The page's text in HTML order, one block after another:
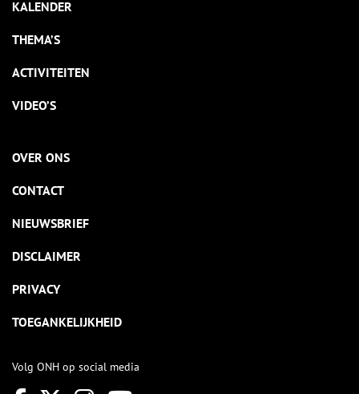
KALENDER
THEMA’S
ACTIVITEITEN
VIDEO’S
OVER ONS
CONTACT
NIEUWSBRIEF
DISCLAIMER
PRIVACY
TOEGANKELIJKHEID
Volg ONH op social media